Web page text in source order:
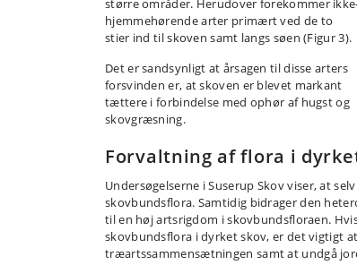
større områder. Herudover forekommer
hjemmehørende arter primært ved de to
stier ind til skoven samt langs søen (Figur 3).
Det er sandsynligt at årsagen til disse arters
forsvinden er, at skoven er blevet markant
tættere i forbindelse med ophør af hugst og
skovgræsning.
Forvaltning af flora i
Undersøgelserne i Suserup Skov viser, at
skovbundsflora. Samtidig bidrager den
til en høj artsrigdom i skovbundsfloraen.
skovbundsflora i dyrket skov, er det vigtigt
træartssammensætningen samt at undgå